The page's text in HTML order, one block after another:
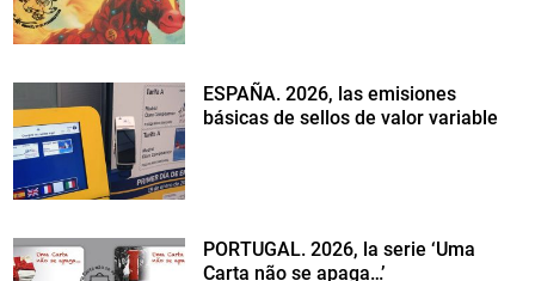
ESPAÑA. 2026, las emisiones
básicas de sellos de valor variable
PORTUGAL. 2026, la serie ‘Uma
Carta não se apaga…’